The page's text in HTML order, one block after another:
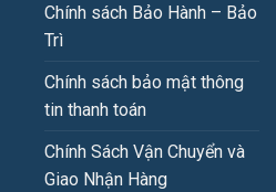
Chính sách Bảo Hành – Bảo
Trì
Chính sách bảo mật thông
tin thanh toán
Chính Sách Vận Chuyển và
Giao Nhận Hàng